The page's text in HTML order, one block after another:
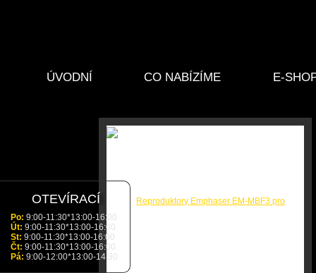
ÚVODNÍ CO NABÍZÍME E-
OTEVÍRACÍ
DOBA
Po: 9:00-11:30*13:00-16:00
Út: 9:00-11:30*13:00-16:00
St: 9:00-11:30*13:00-16:00
Čt: 9:00-11:30*13:00-16:00
Pá: 9:00-12:00*13:00-14:30